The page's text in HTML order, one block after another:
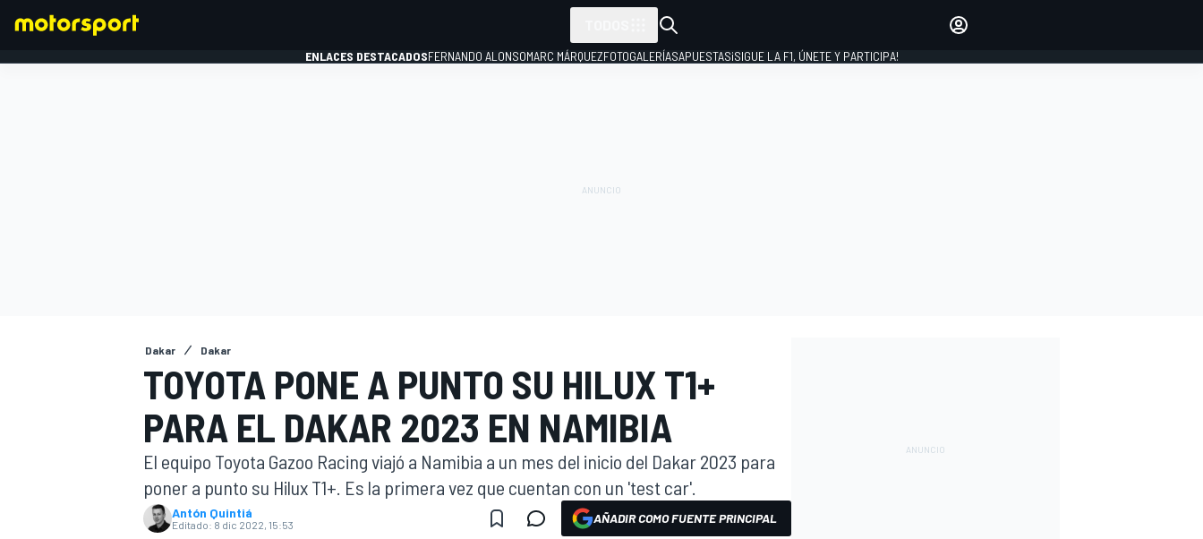
ENLACES DESTACADOSFERNANDO ALONSOMARC MÁRQUEZFOTOGALERÍASAPUESTAS¡SIGUE LA F1, ÚNETE Y PARTICIPA!
Dakar Dakar
TOYOTA PONE A PUNTO SU HILUX T1+
PARA EL DAKAR 2023 EN NAMIBIA
El equipo Toyota Gazoo Racing viajó a Namibia a un mes del inicio del Dakar 2023 para
poner a punto su Hilux T1+. Es la primera vez que cuentan con un 'test car'.
Antón Quintiá
Editado: 8 dic 2022, 15:53 AÑADIR COMO FUENTE PRINCIPAL